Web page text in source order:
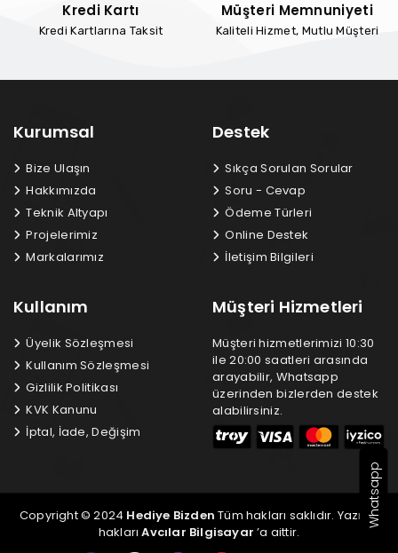
Kredi Kartı
Kredi Kartlarına Taksit
Müşteri Memnuniyeti
Kaliteli Hizmet, Mutlu Müşteri
Kurumsal
Bize Ulaşın
Hakkımızda
Teknik Altyapı
Projelerimiz
Markalarımız
Destek
Sıkça Sorulan Sorular
Soru - Cevap
Ödeme Türleri
Online Destek
İletişim Bilgileri
Kullanım
Üyelik Sözleşmesi
Kullanım Sözleşmesi
Gizlilik Politikası
KVK Kanunu
İptal, İade, Değişim
Müşteri Hizmetleri
Müşteri hizmetlerimizi 10:30
ile 20:00 saatleri arasında
arayabilir, Whatsapp
üzerinden bizlerden destek
alabilirsiniz.
Copyright © 2024 Hediye Bizden Tüm hakları saklıdır. Yazılım
haklarıAvcılar Bilgisayar ’a aittir.
Whatsapp